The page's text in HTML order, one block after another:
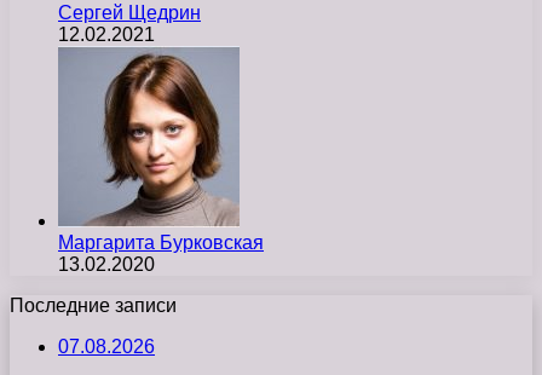
Сергей Щедрин
12.02.2021
Маргарита Бурковская
13.02.2020
Последние записи
07.08.2026